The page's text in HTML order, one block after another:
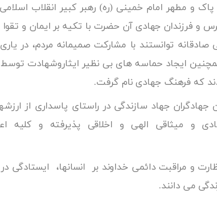
و فرزندان جهادی آن حضرت با تکیه بر ایمان و تقوا ،
صادقانه توانستند با مشارکت صمیمانه مردم، در
ایجاد حماسه های بی نظیر ایثاروشهادت
که فرهنگ جهادی نام گرفت.
جهادگران جهاد سازندگی در راستای پاسداری
و میثاقی الهی و اخلاقی پذیرفته و
و مراقبت دائمی خداوند بر انسانها، ایستادگی
امور در زندگی می دانند.